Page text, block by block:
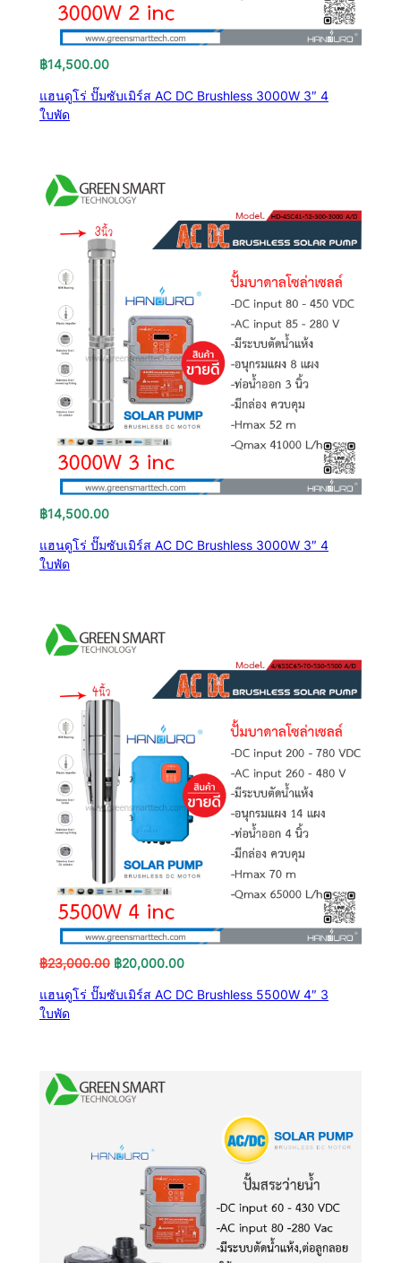
฿14,500.00
แฮนดูโร่ ปั๊มซับเมิร์ส AC DC Brushless 3000W 3″ 4
ใบพัด
฿14,500.00
แฮนดูโร่ ปั๊มซับเมิร์ส AC DC Brushless 3000W 3″ 4
ใบพัด
฿23,000.00 Original
was:
฿20,000.00Current
is:
แฮนดูโร่ ปั๊มซับเมิร์ส AC DC Brushless 5500W 4″ 3
ใบพัด